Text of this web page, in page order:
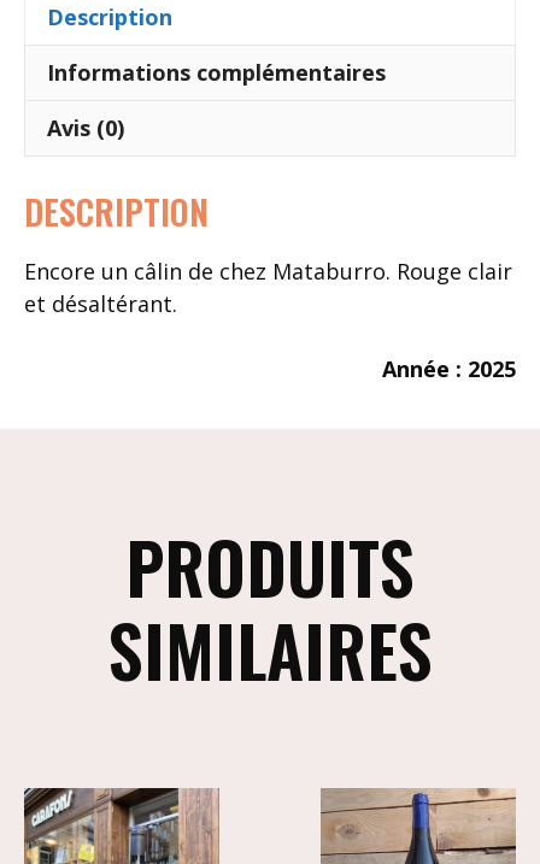
Description
Informations complémentaires
Avis (0)
DESCRIPTION
Encore un câlin de chez Mataburro. Rouge clair
et désaltérant.
Année : 2025
PRODUITS
SIMILAIRES